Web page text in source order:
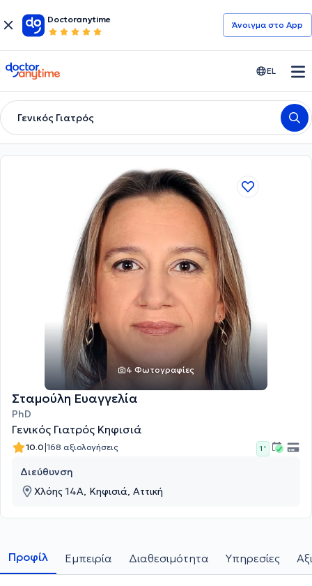
Doctoranytime
Άνοιγμα στο App
doctoranytime EL
Γενικός Γιατρός
4 Φωτογραφίες
Σταμούλη Ευαγγελία
PhD
Γενικός Γιατρός Κηφισιά
10.0|168 αξιολογήσεις 1 '
Διεύθυνση
Χλόης 14Α, Κηφισιά, Αττική
Προφίλ Εμπειρία Διαθεσιμότητα Υπηρεσίες